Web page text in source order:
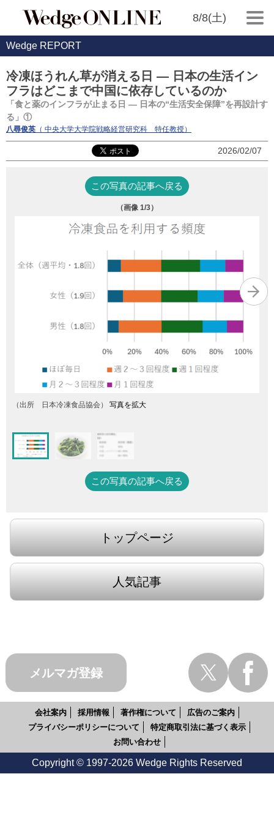
8/8(土)
Wedge REPORT
冷凍ほうれん草が消える日 ― 日本の生活イン
フラはどこまで中国に依存しているのか
「食と薬のインフラが止まる日 ― 日本の“生活安全保障”を再設計す
る」①
八尋俊英 （ 中央大学大学院戦略経営研究科 特任教授）
2026/02/07
この写真の記事へ戻る
（画像 1/3）
（出所 日本冷凍食品協会） 写真を拡大
この写真の記事へ戻る
トップページ
人気記事
メルマガ登録
会社案内 採用情報 著作権について
広告のご案内
プライバシーポリシーについて
特定商取引法に基づく表示
お問い合わせ
Copyright © 1997-2026 Wedge Rights Reserved